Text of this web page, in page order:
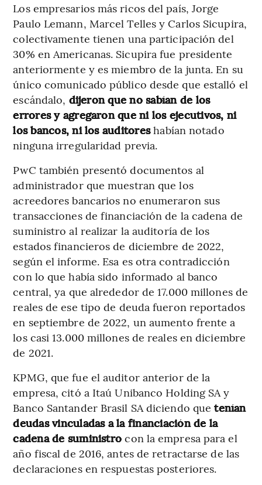
Los empresarios más ricos del país, Jorge
Paulo Lemann, Marcel Telles y Carlos Sicupira,
colectivamente tienen una participación del
30% en Americanas. Sicupira fue presidente
anteriormente y es miembro de la junta. En su
único comunicado público desde que estalló el
escándalo, dijeron que no sabían de los
errores y agregaron que ni los ejecutivos, ni
los bancos, ni los auditoreshabían notado
ninguna irregularidad previa.
PwC también presentó documentos al
administrador que muestran que los
acreedores bancarios no enumeraron sus
transacciones de financiación de la cadena de
suministro al realizar la auditoría de los
estados financieros de diciembre de 2022,
según el informe. Esa es otra contradicción
con lo que había sido informado al banco
central, ya que alrededor de 17.000 millones de
reales de ese tipo de deuda fueron reportados
en septiembre de 2022, un aumento frente a
los casi 13.000 millones de reales en diciembre
de 2021.
KPMG, que fue el auditor anterior de la
empresa, citó a Itaú Unibanco Holding SA y
Banco Santander Brasil SA diciendo quetenían
deudas vinculadas a la financiación de la
cadena de suministrocon la empresa para el
año fiscal de 2016, antes de retractarse de las
declaraciones en respuestas posteriores.